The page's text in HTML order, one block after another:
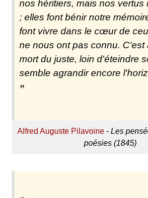
nos héritiers, mais nos vertus
; elles font bénir notre
font vivre dans le cœur de
ne nous ont pas connu. C'est
mort du juste, loin d'éteindre
semble agrandir encore
Alfred Auguste Pilavoine -Les
poésies (1845)